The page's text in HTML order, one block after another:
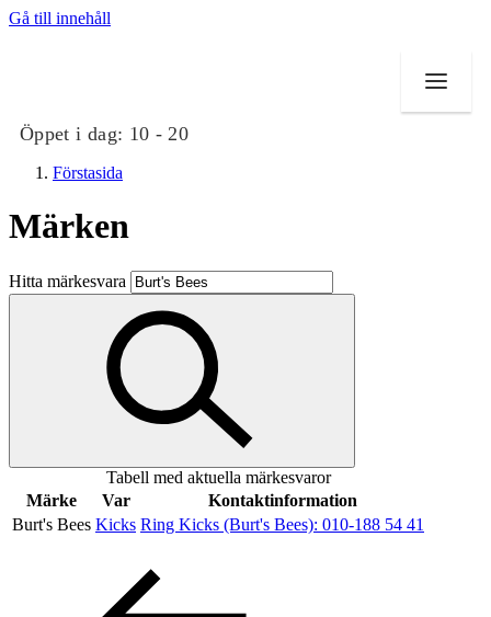
Gå till innehåll
Öppet i dag: 10 - 20
Butiker
Mat och dryck
Evenemang
Erbjudanden
Inspiration
Förstasida
Märken
Hitta märkesvara
Tabell med aktuella märkesvaror
Märke
Var
Kontaktinformation
Burt's Bees Kicks Ring Kicks (Burt's Bees): 010-188 54 41